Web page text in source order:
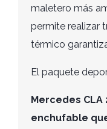
maletero más
permite realizar
térmico
El paquete
Mercedes CLA
enchufable